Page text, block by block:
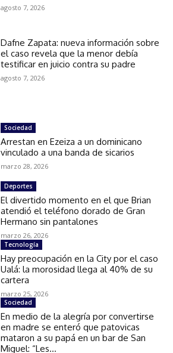
agosto 7, 2026
Dafne Zapata: nueva información sobre
el caso revela que la menor debía
testificar en juicio contra su padre
agosto 7, 2026
Sociedad
Arrestan en Ezeiza a un dominicano
vinculado a una banda de sicarios
marzo 28, 2026
Deportes
El divertido momento en el que Brian
atendió el teléfono dorado de Gran
Hermano sin pantalones
marzo 26, 2026
Tecnología
Hay preocupación en la City por el caso
Ualá: la morosidad llega al 40% de su
cartera
marzo 25, 2026
Sociedad
En medio de la alegría por convertirse
en madre se enteró que patovicas
mataron a su papá en un bar de San
Miguel: “Les...